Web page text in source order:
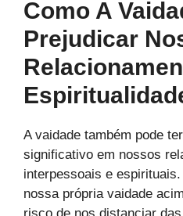
Como A
Prejudicar
A vaidade também pode
significativo em nossos
interpessoais e
nossa própria vaidade
risco de nos distanciar